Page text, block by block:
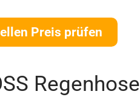
Preis prüfen
Regenhose